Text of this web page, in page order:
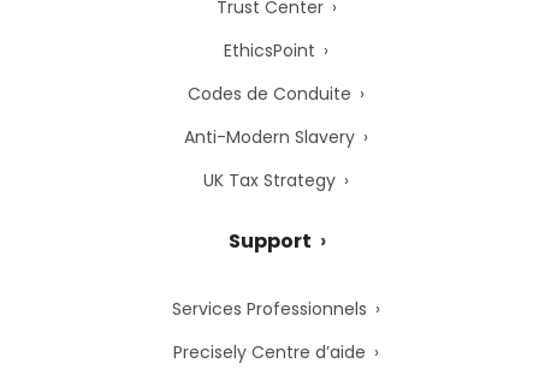
Trust Center
EthicsPoint
Codes de Conduite
Anti-Modern Slavery
UK Tax Strategy
Support
Services Professionnels
Precisely Centre d’aide